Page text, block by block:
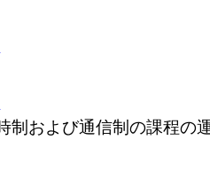
および通信制の課程の